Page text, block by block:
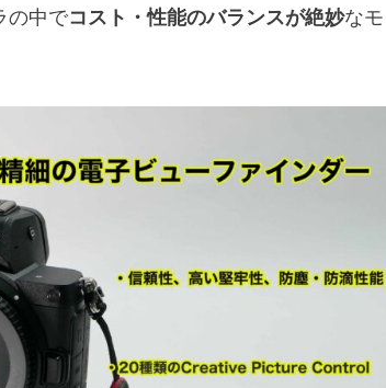
の中でコスト・性能のバランスが絶妙なモ